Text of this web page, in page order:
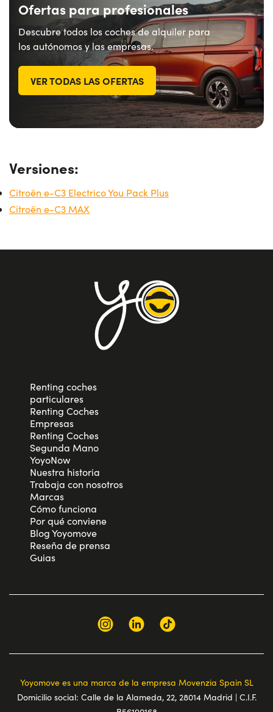
Ofertas para profesionales
Descubre todos los coches de alquiler para
los autónomos y las empresas.
VER TODAS LAS OFERTAS
Versiones:
Citroën e-C3 Electrico You Pack Plus
Citroën e-C3 MAX
Renting coches
particulares
Renting Coches
Empresas
Renting Coches
Segunda Mano
YoyoNow
Nuestra historia
Trabaja con nosotros
Marcas
Cómo funciona
Por qué conviene
Blog Yoyomove
Reseña de prensa
Guias
Yoyomove es una marca de la empresa Movenzia Spain SL
Domicilio social: Calle de la Alameda, 22, 28014 Madrid | C.I.F.